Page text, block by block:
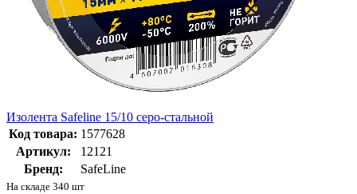
Изолента Safeline 15/10 серо-стальной
Код товара: 1577628
Артикул:
12121
Бренд:
SafeLine
На складе 340 шт